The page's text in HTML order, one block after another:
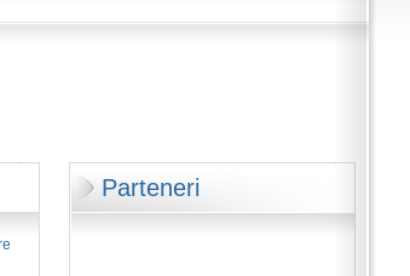
Parteneri